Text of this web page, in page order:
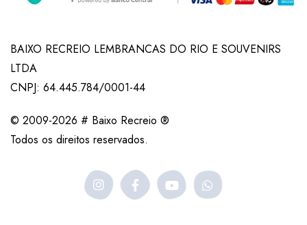
BAIXO RECREIO LEMBRANCAS DO RIO E SOUVENIRS
LTDA
CNPJ: 64.445.784/0001-44
© 2009-2026 # Baixo Recreio ®
Todos os direitos reservados.